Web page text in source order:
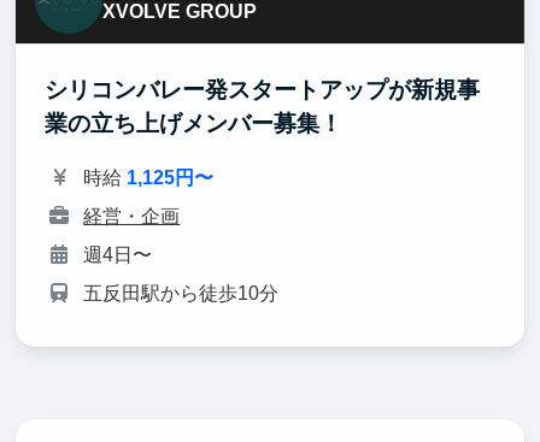
XVOLVE GROUP
シリコンバレー発スタートアップが新規事
業の立ち上げメンバー募集！
時給 1,125円〜
経営・企画
週4日〜
五反田駅から徒歩10分